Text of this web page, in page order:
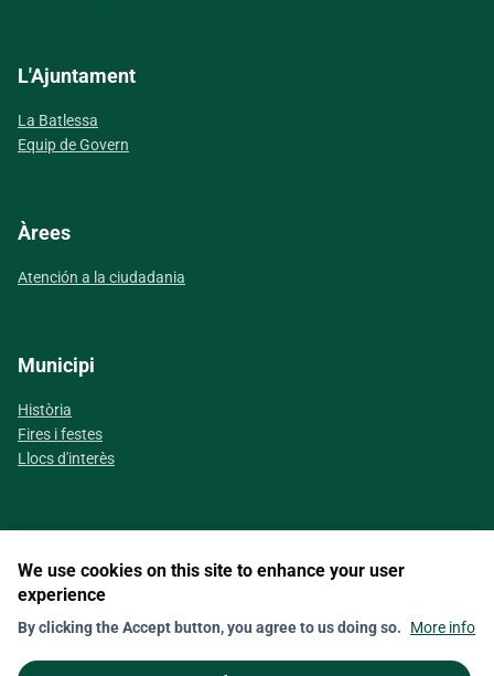
L'Ajuntament
La Batlessa
Equip de Govern
Àrees
Atención a la ciudadania
Municipi
Història
Fires i festes
Llocs d'interès
Segueix-nos a les xarxes socials
Contact Nota legal Política de galetes (Cookies) Política de privacitat
We use cookies on this site to enhance your user
experience
By clicking the Accept button, you agree to us doing so. More info